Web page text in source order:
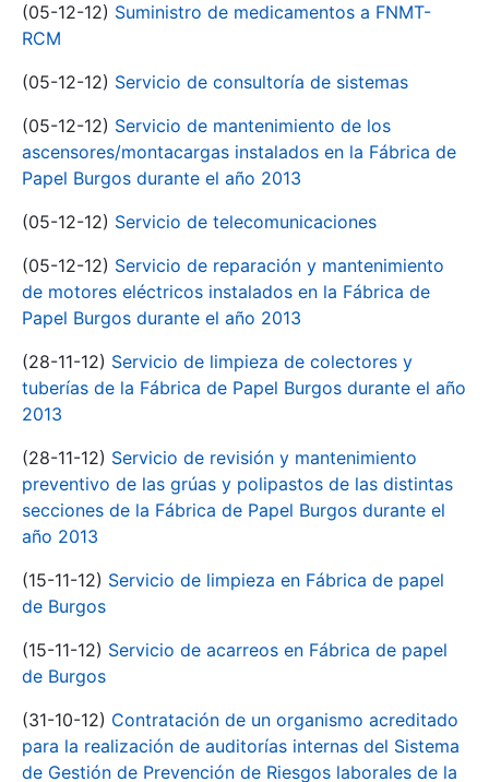
(05-12-12) Suministro de medicamentos a FNMT-
RCM
(05-12-12) Servicio de consultoría de sistemas
(05-12-12) Servicio de mantenimiento de los
ascensores/montacargas instalados en la Fábrica de
Papel Burgos durante el año 2013
(05-12-12) Servicio de telecomunicaciones
(05-12-12) Servicio de reparación y mantenimiento
de motores eléctricos instalados en la Fábrica de
Papel Burgos durante el año 2013
(28-11-12) Servicio de limpieza de colectores y
tuberías de la Fábrica de Papel Burgos durante el año
2013
(28-11-12) Servicio de revisión y mantenimiento
preventivo de las grúas y polipastos de las distintas
secciones de la Fábrica de Papel Burgos durante el
año 2013
(15-11-12) Servicio de limpieza en Fábrica de papel
de Burgos
(15-11-12) Servicio de acarreos en Fábrica de papel
de Burgos
(31-10-12) Contratación de un organismo acreditado
para la realización de auditorías internas del Sistema
de Gestión de Prevención de Riesgos laborales de la